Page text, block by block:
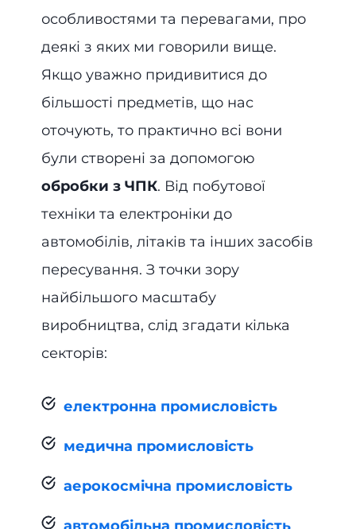
особливостями та перевагами, про
деякі з яких ми говорили вище.
Якщо уважно придивитися до
більшості предметів, що нас
оточують, то практично всі вони
були створені за допомогою
обробки з ЧПК. Від побутової
техніки та електроніки до
автомобілів, літаків та інших засобів
пересування. З точки зору
найбільшого масштабу
виробництва, слід згадати кілька
секторів:
електронна промисловість
медична промисловість
аерокосмічна промисловість